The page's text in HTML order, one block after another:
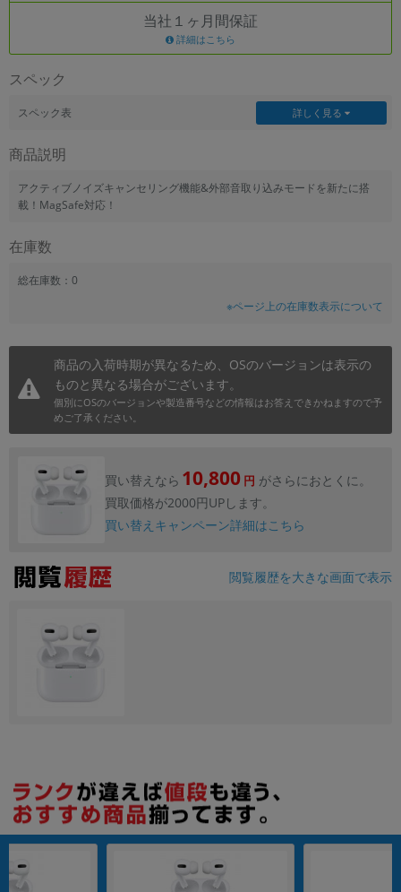
当社１ヶ月間保証
詳細はこちら
スペック
スペック表 詳しく見る
商品説明
アクティブノイズキャンセリング機能&外部音取り込みモードを新たに搭
載！MagSafe対応！
在庫数
総在庫数：0
※ページ上の在庫数表示について
商品の入荷時期が異なるため、OSのバージョンは表示の
ものと異なる場合がございます。
個別にOSのバージョンや製造番号などの情報はお答えできかねますので予
めご了承ください。
買い替えなら 10,800 円 がさらにおとくに。
買取価格が2000円UPします。
買い替えキャンペーン詳細はこちら
閲覧履歴を大きな画面で表示
メモリ
容量
~
年 月 から
年 月 まで
各項目のチェックボックスは「or検索」となります。
ただし機能別のみ「and検索」となります。